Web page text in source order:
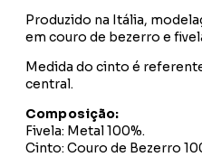
Produzido na Itália,
em couro de bezerro e
Medida do cinto é
central.
Composição:
Fivela: Metal 100%.
Cinto: Couro de Bezerro